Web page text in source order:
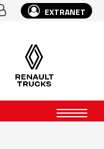
EXTRANET